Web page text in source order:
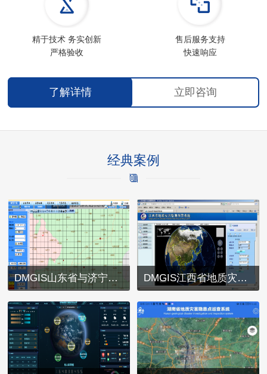
精于技术 务实创新
严格验收
售后服务支持
快速响应
了解详情 立即咨询
经典案例
DMGIS山东省与济宁市地质灾害监测预警系统 DMGIS江西省地质灾害监测预警系统